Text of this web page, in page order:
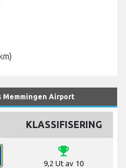
Airport
KLASSIFISERING
emoji_events
9,2 Ut av 10